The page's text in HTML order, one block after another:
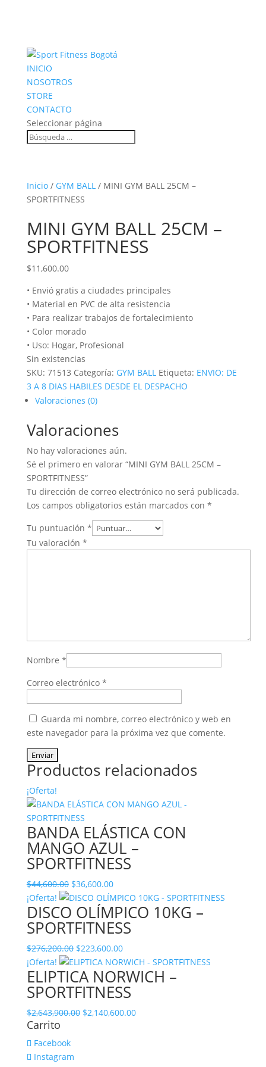
INICIO
NOSOTROS
STORE
CONTACTO
Seleccionar página
Inicio/ GYM BALL/ MINI GYM BALL 25CM –
SPORTFITNESS
MINI GYM BALL 25CM –
SPORTFITNESS
$11,600.00
• Envió gratis a ciudades principales
• Material en PVC de alta resistencia
• Para realizar trabajos de fortalecimiento
• Color morado
• Uso: Hogar, Profesional
Sin existencias
SKU: 71513 Categoría: GYM BALL Etiqueta: ENVIO: DE
3 A 8 DIAS HABILES DESDE EL DESPACHO
Valoraciones (0)
Valoraciones
No hay valoraciones aún.
Sé el primero en valorar “MINI GYM BALL 25CM –
SPORTFITNESS”
Tu dirección de correo electrónico no será publicada.
Los campos obligatorios están marcados con *
Tu puntuación *
Tu valoración *
Nombre *
Correo electrónico *
Guarda mi nombre, correo electrónico y web en
este navegador para la próxima vez que comente.
Productos relacionados
¡Oferta!
BANDA ELÁSTICA CON
MANGO AZUL –
SPORTFITNESS
$44,600.00 El
precio
original
era:
$36,600.00El
precio
actual
es:
¡Oferta!
DISCO OLÍMPICO 10KG –
SPORTFITNESS
$276,200.00 El
precio
original
era:
$223,600.00El
precio
actual
es:
¡Oferta!
ELIPTICA NORWICH –
SPORTFITNESS
$2,643,900.00 El
$2,140,600.00El
Carrito
Facebook
Instagram